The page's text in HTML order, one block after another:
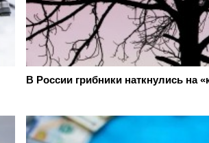
В России грибники наткнулись на